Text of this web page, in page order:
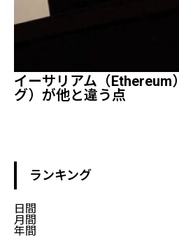
イーサリアム（Ethereum
グ）が他と違う点
ランキング
日間
月間
年間